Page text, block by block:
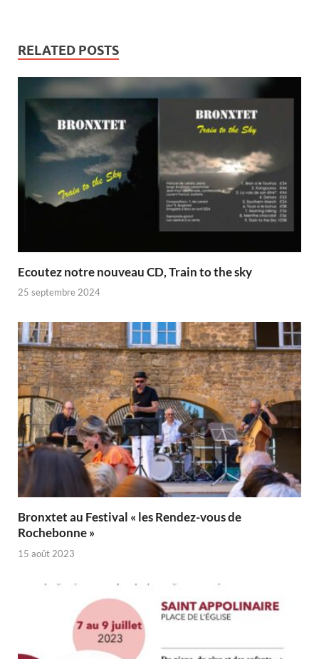
RELATED POSTS
Ecoutez notre nouveau CD, Train to the sky
25 septembre 2024
Bronxtet au Festival « les Rendez-vous de
Rochebonne »
15 août 2023